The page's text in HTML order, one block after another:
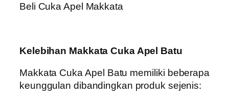
Beli Cuka Apel Makkata
Kelebihan Makkata Cuka Apel Batu
Makkata Cuka Apel Batu memiliki beberapa
keunggulan dibandingkan produk sejenis: